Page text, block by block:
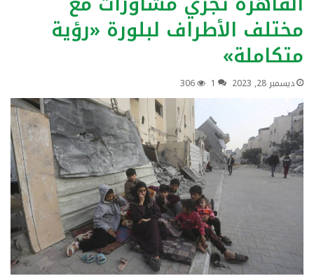
مختلف الأطراف لبلورة «رؤية
متكاملة»
ديسمبر 28, 2023 1
306